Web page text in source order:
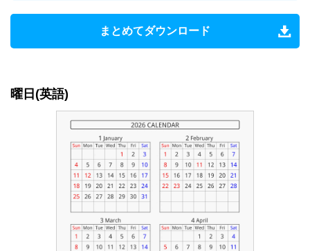
まとめてダウンロード
曜日(英語)